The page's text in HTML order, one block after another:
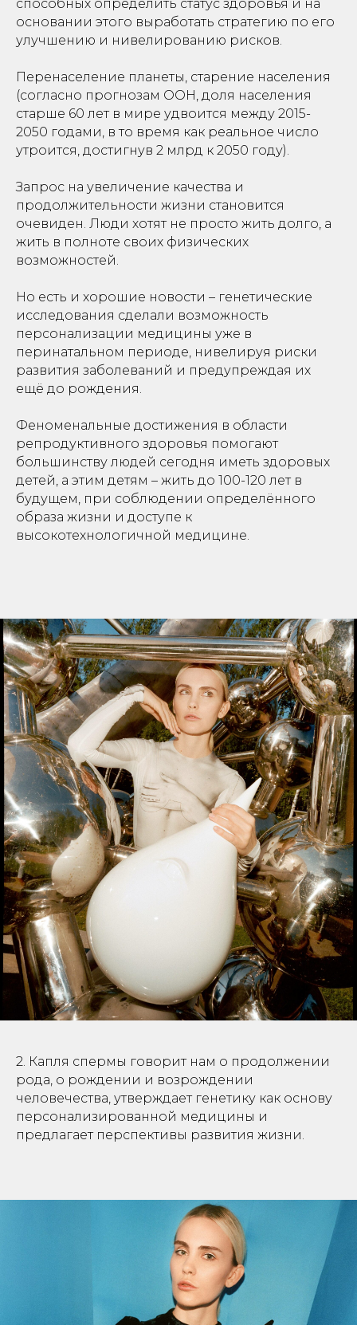
способных определить статус здоровья и на
основании этого выработать стратегию по его
улучшению и нивелированию рисков.
Перенаселение планеты, старение населения
(согласно прогнозам ООН, доля населения
старше 60 лет в мире удвоится между 2015-
2050 годами, в то время как реальное число
утроится, достигнув 2 млрд к 2050 году).
Запрос на увеличение качества и
продолжительности жизни становится
очевиден. Люди хотят не просто жить долго, а
жить в полноте своих физических
возможностей.
Но есть и хорошие новости – генетические
исследования сделали возможность
персонализации медицины уже в
перинатальном периоде, нивелируя риски
развития заболеваний и предупреждая их
ещё до рождения.
Феноменальные достижения в области
репродуктивного здоровья помогают
большинству людей сегодня иметь здоровых
детей, а этим детям – жить до 100-120 лет в
будущем, при соблюдении определённого
образа жизни и доступе к
высокотехнологичной медицине.
2. Капля спермы говорит нам о продолжении
рода, о рождении и возрождении
человечества, утверждает генетику как основу
персонализированной медицины и
предлагает перспективы развития жизни.